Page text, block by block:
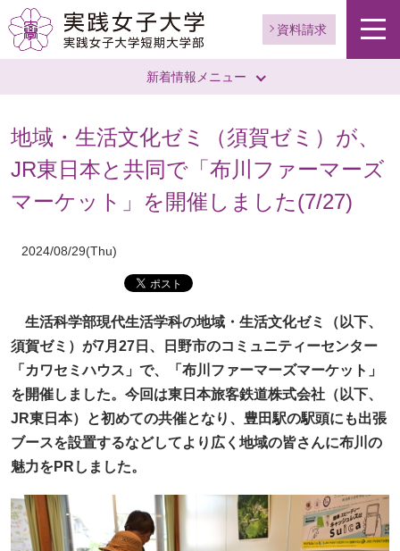
資料請求
新着情報メニュー
地域・生活文化ゼミ（須賀ゼミ）が、
JR東日本と共同で「布川ファーマーズ
マーケット」を開催しました(7/27)
2024/08/29(Thu)
生活科学部現代生活学科の地域・生活文化ゼミ（以下、
須賀ゼミ）が7月27日、日野市のコミュニティーセンター
「カワセミハウス」で、「布川ファーマーズマーケット」
を開催しました。今回は東日本旅客鉄道株式会社（以下、
JR東日本）と初めての共催となり、豊田駅の駅頭にも出張
ブースを設置するなどしてより広く地域の皆さんに布川の
魅力をPRしました。